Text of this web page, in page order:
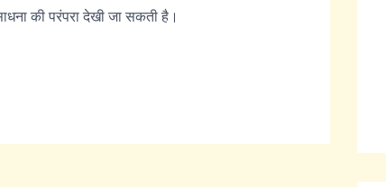
की परंपरा देखी जा सकती है।